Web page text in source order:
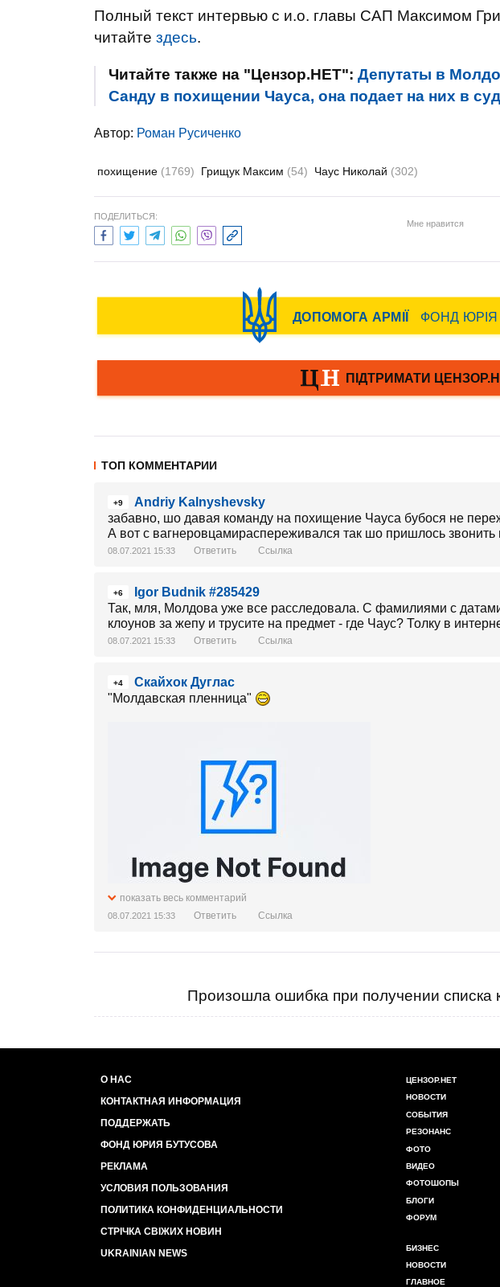
Полный текст интервью с и.о. главы САП Максимом
читайте здесь.
Читайте также на "Цензор.НЕТ": Депутаты в
Санду в похищении Чауса, она подает на них в суд
Автор: Роман Русиченко
похищение (1769) Грищук Максим (54) Чаус Николай (302)
ПОДЕЛИТЬСЯ:
Мне нравится
ТОП КОММЕНТАРИИ
+9
Andriy Kalnyshevsky
забавно, шо давая команду на похищение Чауса бубося не
А вот с вагнеровцамираспереживался так шо пришлось
08.07.2021 15:33 Ответить Ссылка
+6
Igor Budnik #285429
Так, мля, Молдова уже все расследовала. С фамилиями с
клоунов за жепу и трусите на предмет - где Чаус? Толку в
08.07.2021 15:33 Ответить Ссылка
+4
Скайхок Дуглас
"Молдавская пленница"
показать весь комментарий
08.07.2021 15:33 Ответить Ссылка
Произошла ошибка при получении списка
О НАС
КОНТАКТНАЯ ИНФОРМАЦИЯ
ПОДДЕРЖАТЬ
ФОНД ЮРИЯ БУТУСОВА
РЕКЛАМА
УСЛОВИЯ ПОЛЬЗОВАНИЯ
ПОЛИТИКА КОНФИДЕНЦИАЛЬНОСТИ
СТРІЧКА СВІЖИХ НОВИН
UKRAINIAN NEWS
ЦЕНЗОР.НЕТ
НОВОСТИ
СОБЫТИЯ
РЕЗОНАНС
ФОТО
ВИДЕО
ФОТОШОПЫ
БЛОГИ
ФОРУМ
БИЗНЕС
НОВОСТИ
ГЛАВНОЕ